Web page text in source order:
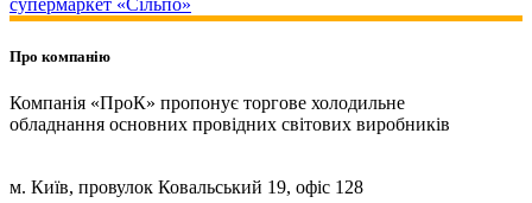
Про компанію
Компанія «ПроК» пропонує торгове холодильне
обладнання основних провідних світових виробників
м. Київ, провулок Ковальський 19, офіс 128